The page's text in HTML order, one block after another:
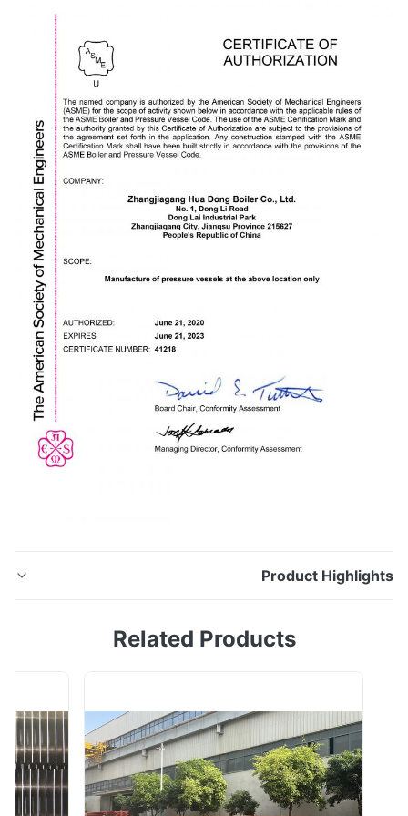
Product
Dong Energy Technology بخبرة تزيد عن 35 عامًا في أنبوب
الفائق ، والمبادل الحراري ، وأنابيب المكثف ملخص 1.1 تغطي
هذه المواصفة ...
Related Products